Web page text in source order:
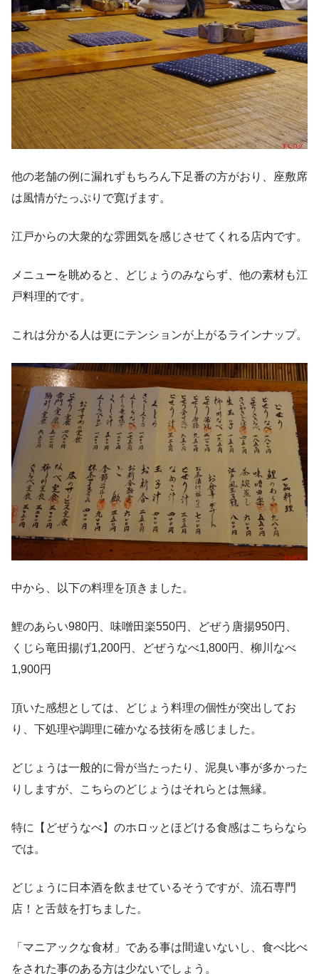
他の老舗の例に漏れずもちろん下足番の方がおり、座敷席
は風情がたっぷりで寛げます。
江戸からの大衆的な雰囲気を感じさせてくれる店内です。
メニューを眺めると、どじょうのみならず、他の素材も江
戸料理的です。
これは分かる人は更にテンションが上がるラインナップ。
中から、以下の料理を頂きました。
鯉のあらい980円、味噌田楽550円、どぜう唐揚950円、
くじら竜田揚げ1,200円、どぜうなべ1,800円、柳川なべ
1,900円
頂いた感想としては、どじょう料理の個性が突出してお
り、下処理や調理に確かなる技術を感じました。
どじょうは一般的に骨が当たったり、泥臭い事が多かった
りしますが、こちらのどじょうはそれらとは無縁。
特に【どぜうなべ】のホロッとほどける食感はこちらなら
では。
どじょうに日本酒を飲ませているそうですが、流石専門
店！と舌鼓を打ちました。
「マニアックな食材」である事は間違いないし、食べ比べ
をされた事のある方は少ないでしょう。